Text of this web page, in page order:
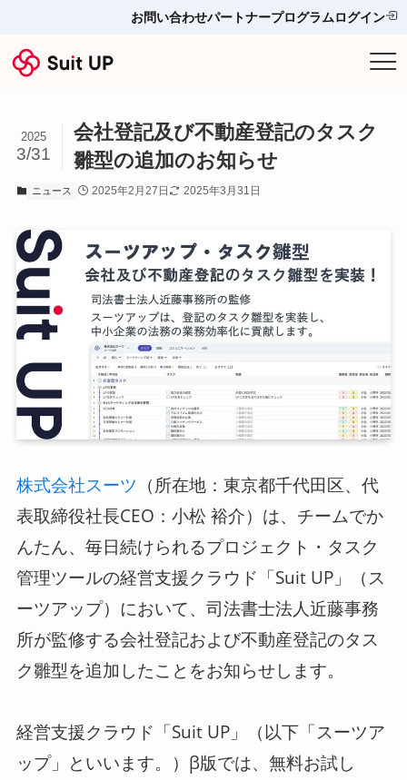
プランと料金
他ツールとの比較＆選び方
導入事例
お役立ち情報
お問い合わせ
ログイン
スーツアップを無料ではじめる▶
サービス概要資料はこちら
お問い合わせパートナープログラムログイン
会社登記及び不動産登記のタスク
雛型の追加のお知らせ
2025
3/31
ニュース 2025年2月27日 2025年3月31日
株式会社スーツ
（所在地：東京都千代田区、代
表取締役社長CEO：小松 裕介）は、チームでか
んたん、毎日続けられるプロジェクト・タスク
管理ツールの経営支援クラウド「Suit UP」（ス
ーツアップ）において、司法書士法人近藤事務
所が監修する会社登記および不動産登記のタス
ク雛型を追加したことをお知らせします。
経営支援クラウド「Suit UP」（以下「スーツア
ップ」といいます。）β版では、無料お試し